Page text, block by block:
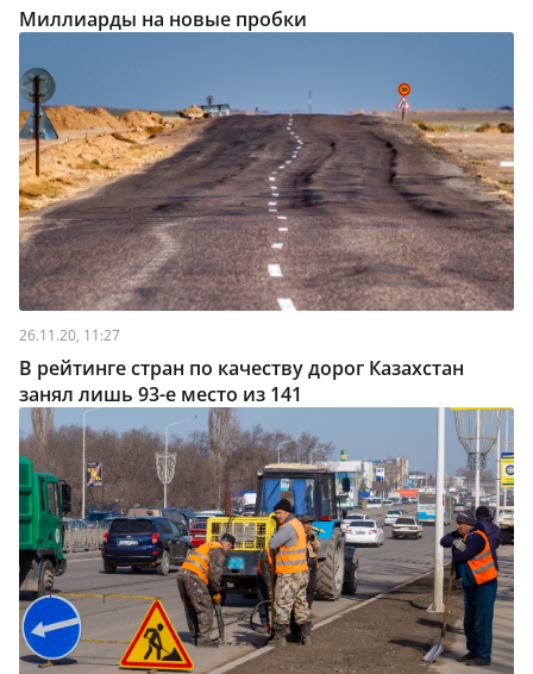
Миллиарды на новые пробки
26.11.20, 11:27
В рейтинге стран по качеству дорог Казахстан
занял лишь 93-е место из 141